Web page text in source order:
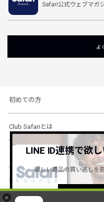
×
Safari公式ウェブマガ
よ
初めての方
Club Safariとは
ショッピングガイド
会社概要・規約
LINE ID連携で欲
欲しい商品の買い逃しを
詳し